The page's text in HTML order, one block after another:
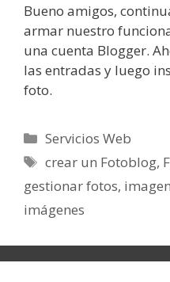
Bueno amigos,
armar nuestro
una cuenta Blogger.
las entradas y luego
foto.
Categorías
Servicios Web
Etiquetas
crear un Fotoblog,
gestionar fotos,
imágenes